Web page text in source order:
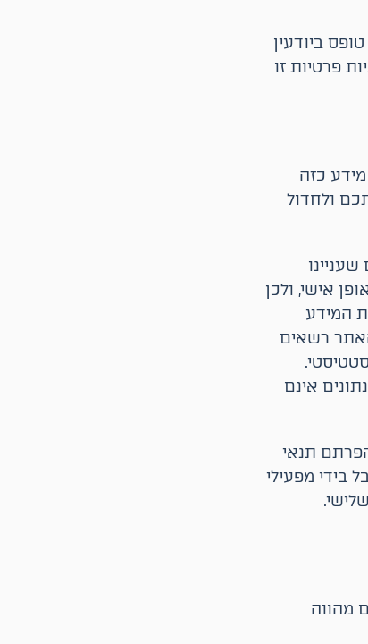
ביודעין
פרטיות זו
מידע כזה
ולחדול
אישי, ולכן
המידע
רשאים
אינם
תנאי
בידי מפעילי
מהווה